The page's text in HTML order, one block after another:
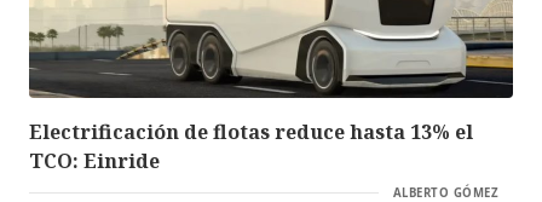
Electrificación de flotas reduce hasta 13% el
TCO: Einride
ALBERTO GÓMEZ